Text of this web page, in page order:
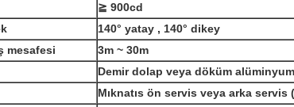
≧ 900cd
140° yatay , 140° dikey
mesafesi
3m ~ 30m
Demir dolap veya döküm
Mıknatıs ön servis veya arka servis